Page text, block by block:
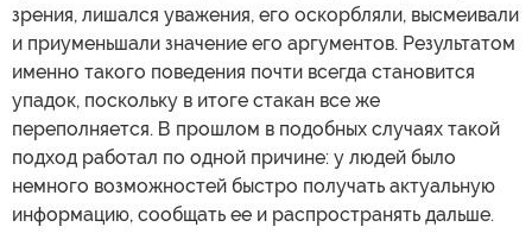
зрения, лишался уважения, его оскорбляли, высмеивали
и приуменьшали значение его аргументов. Результатом
именно такого поведения почти всегда становится
упадок, поскольку в итоге стакан все же
переполняется. В прошлом в подобных случаях такой
подход работал по одной причине: у людей было
немного возможностей быстро получать актуальную
информацию, сообщать ее и распространять дальше.